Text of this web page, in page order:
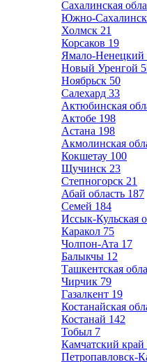
Сахалинская
Южно-Сахалинск
Холмск 21
Корсаков 19
Ямало-Ненецкий
Новый Уренгой
Ноябрьск 50
Салехард 33
Актюбинская
Актобе 198
Астана 198
Акмолинская
Кокшетау 100
Щучинск 23
Степногорск 21
Абай область 187
Семей 184
Иссык-Кульская
Каракол 75
Чолпон-Ата 17
Балыкчы 12
Ташкентская
Чирчик 79
Газалкент 19
Костанайская
Костанай 142
Тобыл 7
Камчатский край
Петропавловск-